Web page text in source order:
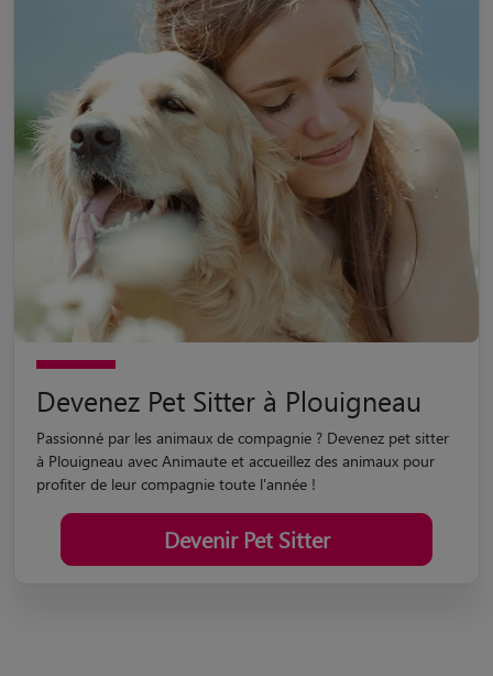
Devenez Pet Sitter à Plouigneau
Passionné par les animaux de compagnie ? Devenez pet sitter
à Plouigneau avec Animaute et accueillez des animaux pour
profiter de leur compagnie toute l'année !
Devenir Pet Sitter